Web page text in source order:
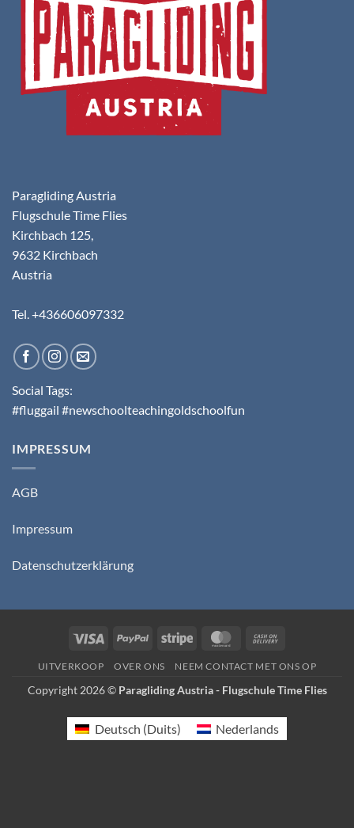
Paragliding Austria
Flugschule Time Flies
Kirchbach 125,
9632 Kirchbach
Austria
Tel. +436606097332
Social Tags:
#fluggail #newschoolteachingoldschoolfun
IMPRESSUM
AGB
Impressum
Datenschutzerklärung
Visa PayPal Stripe MasterCard
Delivery
UITVERKOOP OVER ONS NEEM CONTACT MET ONS OP
Copyright 2026 © Paragliding Austria - Flugschule Time Flies
Deutsch (Duits) Nederlands